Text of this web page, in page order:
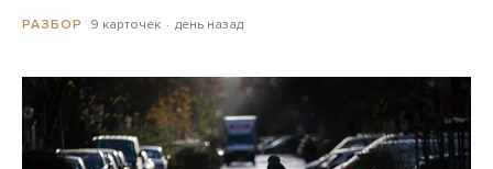
РАЗБОР 9 карточек день назад